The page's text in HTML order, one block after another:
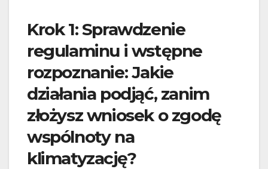
Krok 1: Sprawdzenie
regulaminu i wstępne
rozpoznanie: Jakie
działania podjąć, zanim
złożysz wniosek o zgodę
wspólnoty na
klimatyzację?